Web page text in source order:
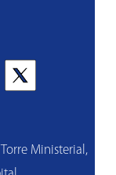
Ministerial,